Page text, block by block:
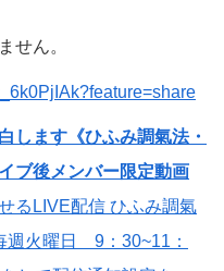
せん。
します《ひふみ調氣法・
ブ後メンバー限定動画
るLIVE配信 ひふみ調氣
週火曜日 9：30~11：